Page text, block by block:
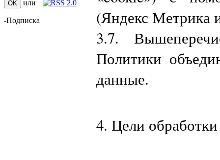
или
-Подписка
(Яндекс Метрика
3.7.
Политики
данные.
4. Цели